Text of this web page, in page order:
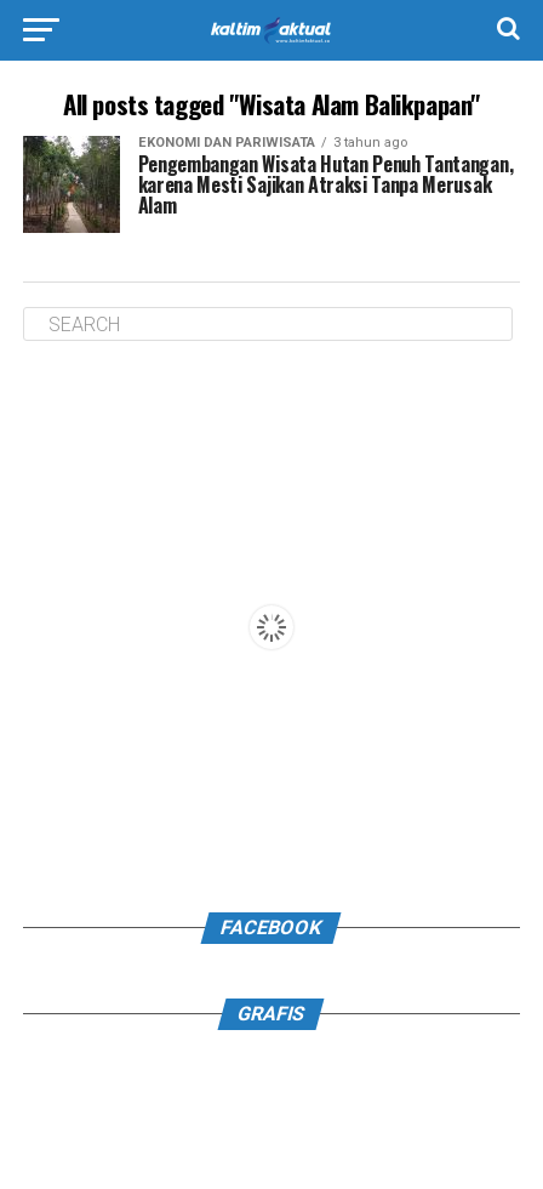
All posts tagged "Wisata Alam Balikpapan"
EKONOMI DAN PARIWISATA 3 tahun ago
Pengembangan Wisata Hutan Penuh Tantangan,
karena Mesti Sajikan Atraksi Tanpa Merusak
Alam
FACEBOOK
GRAFIS